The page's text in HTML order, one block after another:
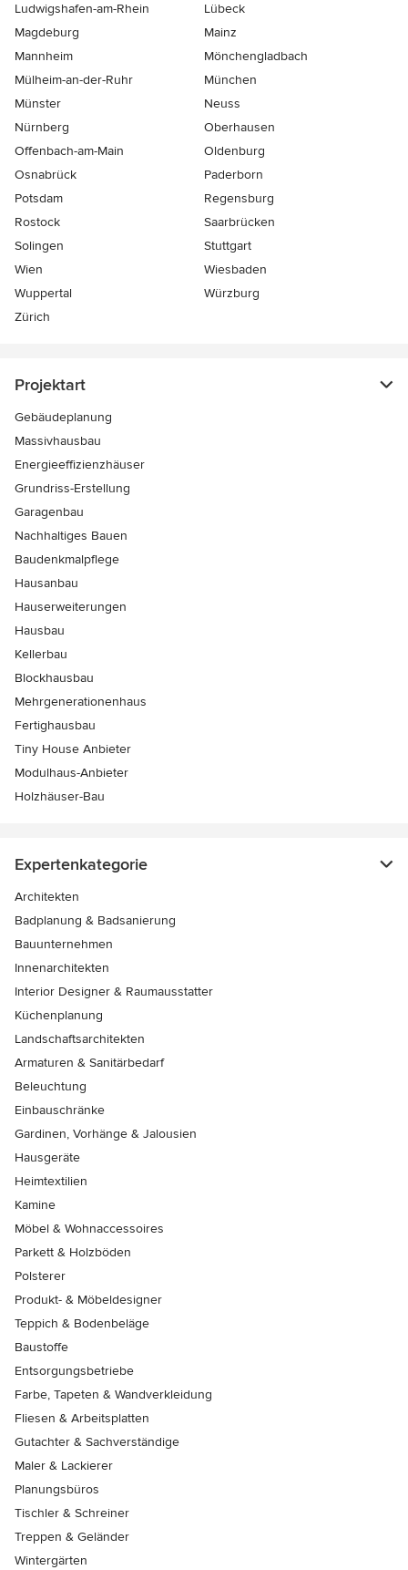
Ludwigshafen-am-Rhein
Lübeck
Magdeburg
Mainz
Mannheim
Mönchen­gladbach
Mülheim-an-der-Ruhr
München
Münster
Neuss
Nürnberg
Oberhausen
Offenbach-am-Main
Oldenburg
Osnabrück
Paderborn
Potsdam
Regensburg
Rostock
Saarbrücken
Solingen
Stuttgart
Wien
Wiesbaden
Wuppertal
Würzburg
Zürich
Projektart
Gebäudeplanung
Massivhausbau
Energieeffizienzhäuser
Grundriss-Erstellung
Garagenbau
Nachhaltiges Bauen
Baudenkmalpflege
Hausanbau
Hauserweiterungen
Hausbau
Kellerbau
Blockhausbau
Mehrgenerationenhaus
Fertighausbau
Tiny House Anbieter
Modulhaus-Anbieter
Holzhäuser-Bau
Expertenkategorie
Architekten
Badplanung & Badsanierung
Bauunternehmen
Innenarchitekten
Interior Designer & Raumausstatter
Küchenplanung
Landschaftsarchitekten
Armaturen & Sanitärbedarf
Beleuchtung
Einbauschränke
Gardinen, Vorhänge & Jalousien
Hausgeräte
Heimtextilien
Kamine
Möbel & Wohnaccessoires
Parkett & Holzböden
Polsterer
Produkt- & Möbeldesigner
Teppich & Bodenbeläge
Baustoffe
Entsorgungsbetriebe
Farbe, Tapeten & Wandverkleidung
Fliesen & Arbeitsplatten
Gutachter & Sachverständige
Maler & Lackierer
Planungsbüros
Tischler & Schreiner
Treppen & Geländer
Wintergärten